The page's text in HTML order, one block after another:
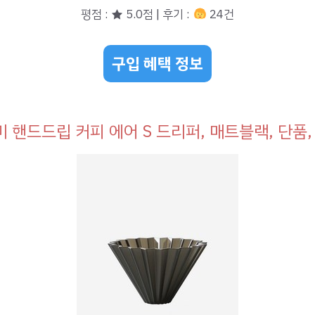
평점 : ★ 5.0점 | 후기 : 24건
구입 혜택 정보
핸드드립 커피 에어 S 드리퍼, 매트블랙, 단품